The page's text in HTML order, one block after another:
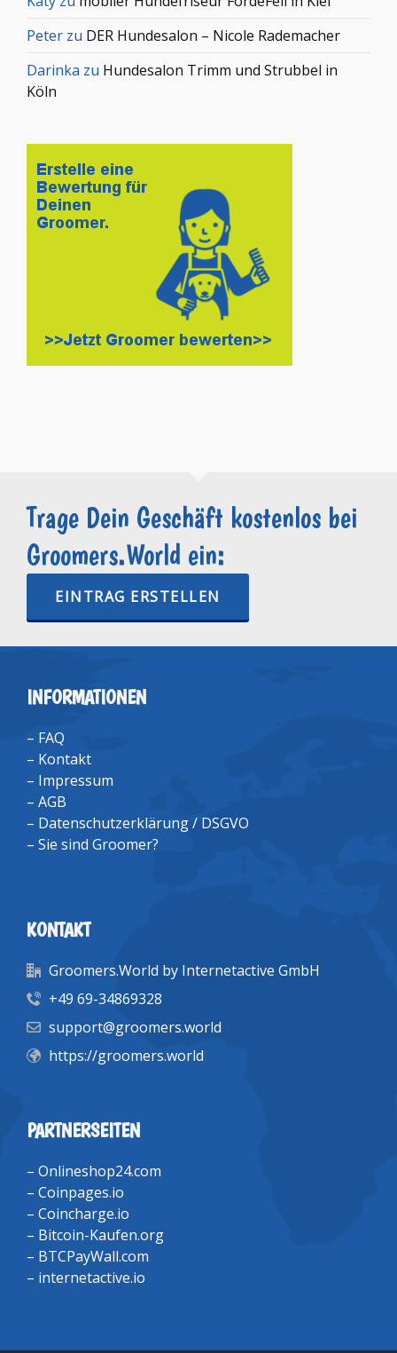
Peter zu DER Hundesalon – Nicole Rademacher
Darinka zu Hundesalon Trimm und Strubbel in
Köln
Trage Dein Geschäft kostenlos bei
Groomers.World ein:
EINTRAG ERSTELLEN
INFORMATIONEN
– FAQ
– Kontakt
– Impressum
– AGB
– Datenschutzerklärung / DSGVO
– Sie sind Groomer?
KONTAKT
Groomers.World by Internetactive GmbH
+49 69-34869328
support@groomers.world
https://groomers.world
PARTNERSEITEN
– Onlineshop24.com
– Coinpages.io
– Coincharge.io
– Bitcoin-Kaufen.org
– BTCPayWall.com
– internetactive.io